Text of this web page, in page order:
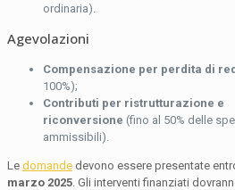
ordinaria).
Agevolazioni
Compensazione per perdita di
100%);
Contributi per ristrutturazione e
riconversione (fino al 50% delle
ammissibili).
Le domande devono essere presentate
marzo 2025 . Gli interventi finanziati